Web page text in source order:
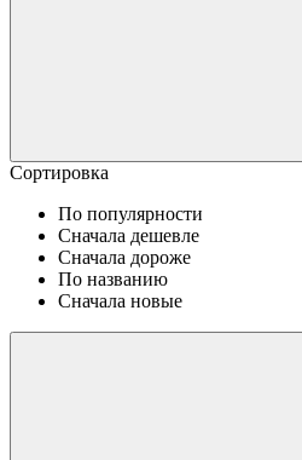
Сортировка
По популярности
Сначала дешевле
Сначала дороже
По названию
Сначала новые